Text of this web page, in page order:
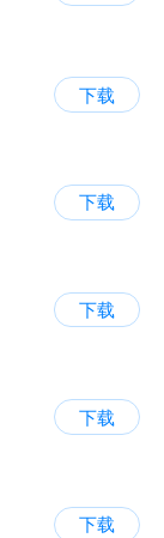
下载
下载
下载
下载
下载